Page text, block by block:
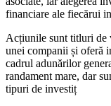
financiare ale fiecărui
Acțiunile sunt titluri de
unei companii și oferă
cadrul adunărilor
randament mare, dar
tipuri de investiț